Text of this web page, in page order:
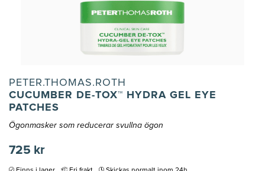
PETER.THOMAS.ROTH
CUCUMBER DE-TOX™ HYDRA GEL EYE
PATCHES
Ögonmasker som reducerar svullna ögon
725 kr